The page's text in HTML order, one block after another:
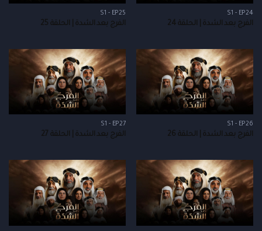
S1 - EP24
الفرج بعد الشدة | الحلقة 24
S1 - EP25
الفرج بعد الشدة | الحلقة 25
S1 - EP26
الفرج بعد الشدة | الحلقة 26
S1 - EP27
الفرج بعد الشدة | الحلقة 27